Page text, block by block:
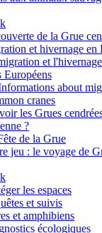
de la Grue
et hivernage en
et
Européens
about
cranes
les Grues
?
de la Grue
jeu : le voyage de
les espaces
et suivis
et amphibiens
écologiques